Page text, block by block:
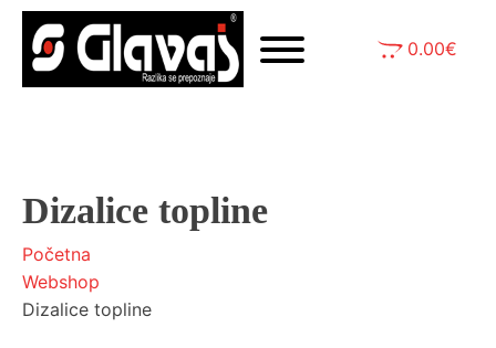
0.00€
Dizalice topline
Početna
Webshop
Dizalice topline